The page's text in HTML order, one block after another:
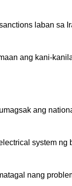
laban sa
ang kani-
ang
system ng
nang